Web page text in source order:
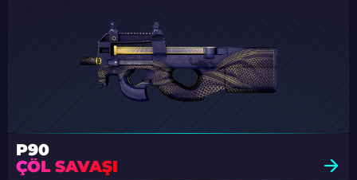
P90
ÇÖL SAVAŞI